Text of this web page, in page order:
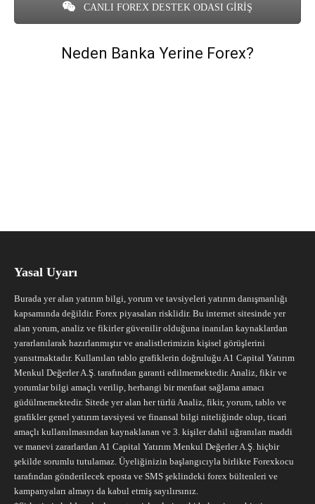
CANLI FOREX DESTEK ODASI GİRİŞ
Neden Banka Yerine Forex?
Yasal Uyarı
Burada yer alan yatırım bilgi, yorum ve tavsiyeleri yatırım danışmanlığı
kapsamında değildir. Forex piyasaları risklidir. Bu internet sitesinde yer
alan yorum, analiz ve fikirler güvenilir olduğuna inanılan kaynaklardan
yararlanılarak hazırlanmıştır ve analistlerimizin kişisel görüşlerini
yansıtmaktadır. Kullanılan tablo grafiklerin doğruluğu A1 Capital Yatırım
Menkul Değerler A.Ş. tarafından garanti edilmemektedir. Analiz, fikir ve
yorumlar bilgi amaçlı verilip, herhangi bir menfaat sağlama amacı
güdülmemektedir. Sitede yer alan her türlü Analiz, fikir, yorum, tablo ve
grafikler genel yatırım tavsiyesi ve finansal bilgi niteliğinde olup, ticari
amaçlı kullanılmasından kaynaklanan ve 3. kişiler dahil uğranılan maddi
ve manevi zararlardan A1 Capital Yatırım Menkul Değerler A.Ş. hiçbir
şekilde sorumlu tutulamaz. Üyeliğinizin başlangıcıyla birlikte Forexkocu
tarafından gönderilecek eposta ve SMS şeklindeki forex bültenleri ve
kampanyaları almayı da kabul etmiş sayılırsınız.